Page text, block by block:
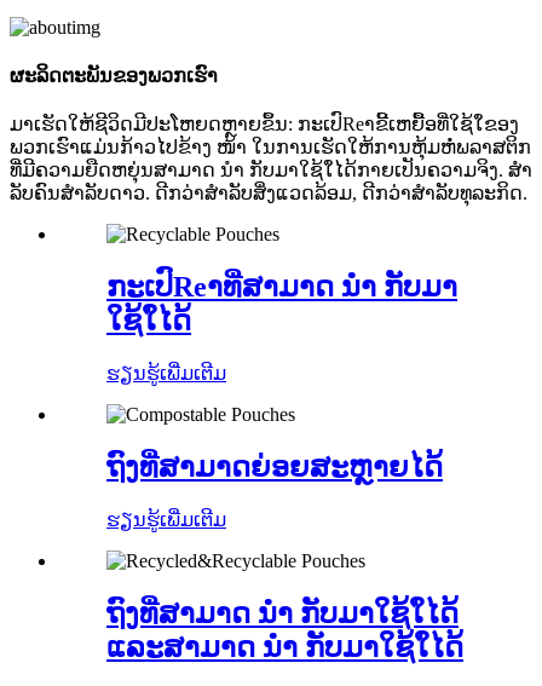
ຜະລິດຕະພັນຂອງພວກເຮົາ
ມາເຮັດໃຫ້ຊີວິດມີປະໂຫຍດຫຼາຍຂຶ້ນ: ກະເປົReາຂີ້ເຫຍື້ອທີ່ໃຊ້ໃ່ຂອງ
ພວກເຮົາແມ່ນກ້າວໄປຂ້າງ ໜ້າ ໃນການເຮັດໃຫ້ການຫຸ້ມຫໍ່ພລາສຕິກ
ທີ່ມີຄວາມຍືດຫຍຸ່ນສາມາດ ນຳ ກັບມາໃຊ້ໃ່ໄດ້ກາຍເປັນຄວາມຈິງ. ສໍາ
ລັບຄົນສໍາລັບດາວ. ດີກວ່າສໍາລັບສິ່ງແວດລ້ອມ, ດີກວ່າສໍາລັບທຸລະກິດ.
ກະເປົReາທີ່ສາມາດ ນຳ ກັບມາ
ໃຊ້ໃ່ໄດ້
ຮຽນຮູ້ເພີ່ມເຕີມ
ຖົງທີ່ສາມາດຍ່ອຍສະຫຼາຍໄດ້
ຮຽນຮູ້ເພີ່ມເຕີມ
ຖົງທີ່ສາມາດ ນຳ ກັບມາໃຊ້ໃ່ໄດ້
ແລະສາມາດ ນຳ ກັບມາໃຊ້ໃ່ໄດ້